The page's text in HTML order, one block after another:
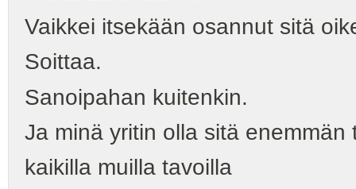
Vaikkei itsekään osannut sitä
Soittaa.
Sanoipahan kuitenkin.
Ja minä yritin olla sitä enemmän
kaikilla muilla tavoilla